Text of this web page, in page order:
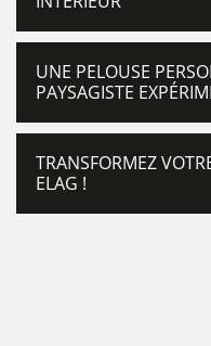
UNE PELOUSE
PAYSAGISTE
TRANSFORMEZ
ELAG !